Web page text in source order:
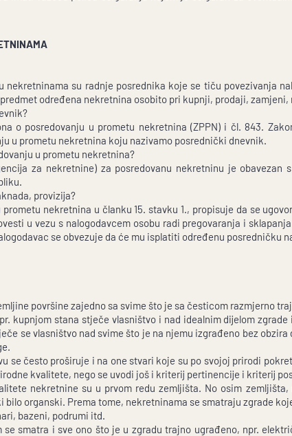
nekretninama su radnje posrednika koje se tiču povezivanja
određena nekretnina osobito pri kupnji, prodaji, zamjeni,
o posredovanju u prometu nekretnina (ZPPN) i čl. 843.
u prometu nekretnina koju nazivamo posrednički dnevnik.
u prometu nekretnina?
za nekretnine) za posredovanu nekretninu je
provizija?
nekretnina u članku 15. stavku 1., propisuje da se
u vezu s nalogodavcem osobu radi pregovaranja i
se obvezuje da će mu isplatiti određenu posredničku
površine zajedno sa svime što je sa česticom razmjerno
kupnjom stana stječe vlasništvo i nad idealnim dijelom
se vlasništvo nad svime što je na njemu izgrađeno bez
se često proširuje i na one stvari koje su po svojoj prirodi
kvalitete, nego se uvodi još i kriterij pertinencije i kriterij
nekretnine su u prvom redu zemljišta. No osim
bilo organski. Prema tome, nekretninama se smatraju zgrade
bazeni, podrumi itd.
se smatra i sve ono što je u zgradu trajno ugrađeno, npr.